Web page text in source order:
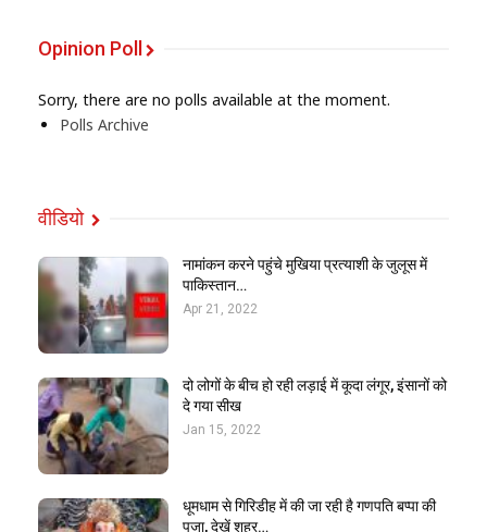
Opinion Poll
Sorry, there are no polls available at the moment.
Polls Archive
वीडियो
नामांकन करने पहुंचे मुखिया प्रत्याशी के जुलूस में
पाकिस्तान…
Apr 21, 2022
दो लोगों के बीच हो रही लड़ाई में कूदा लंगूर, इंसानों को
दे गया सीख
Jan 15, 2022
धूमधाम से गिरिडीह में की जा रही है गणपति बप्पा की
पूजा, देखें शहर…